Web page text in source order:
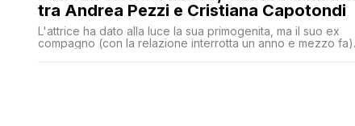
tra Andrea Pezzi e Cristiana Capotondi
L'attrice ha dato alla luce la sua primogenita, ma il suo ex
compagno (con la relazione interrotta un anno e mezzo fa)